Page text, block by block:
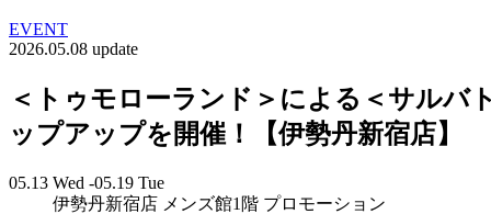
EVENT
2026.05.08 update
＜トゥモローランド＞による＜サルバ
ップアップを開催！【伊勢丹新宿店】
05.13 Wed -05.19 Tue
伊勢丹新宿店 メンズ館1階 プロモーション